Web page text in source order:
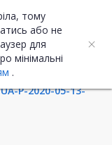
тому
або не
для
мінімальні
.
ENG
P-2020-05-13-